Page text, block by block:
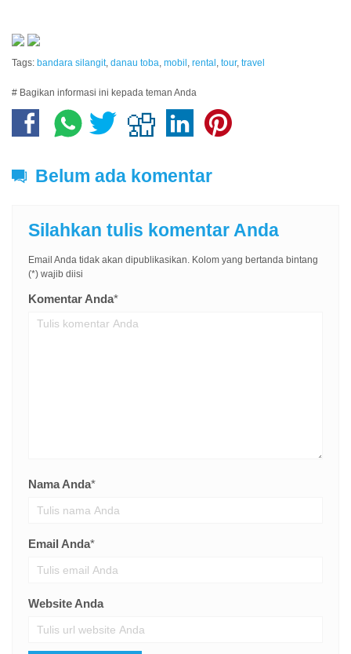
Tags: bandara silangit, danau toba mobil rental tour, travel
# Bagikan informasi ini kepada teman Anda
Belum ada komentar
Silahkan tulis komentar Anda
Email Anda tidak akan dipublikasikan. Kolom yang bertanda bintang
(*) wajib diisi
Komentar Anda*
Nama Anda*
Email Anda*
Website Anda